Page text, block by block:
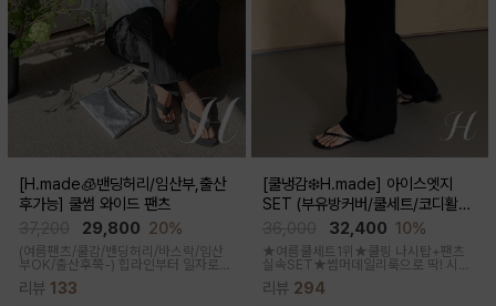
[H.made🧊밴딩허리/임산부,출산
후가능] 쿨썸 와이드 팬츠
29,800 20%
(여름팬츠/쿨감/밴딩허리/바스락/임산
부OK/출산후쭉-) 힙라인부터 일자로
툭-하고 떨어지는 와이드라인으로 체형
이 크게 드러나지않아요 데일리룩으로
리뷰 133
[쿨냉감❄️H.made] 아이스엣지
SET (부유방커버/쿨세트/코디활용
굿/출근룩,데일리룩)
32,400 10%
★여름쿨세트1위★쿨링 나시탑+팬츠
실속SET★썸머데일리룩으로 딱! 시원
한 감촉에 신축성 좋고 통기성쿨링원단
으로 한여름까지 가뿐하게~!
리뷰 294